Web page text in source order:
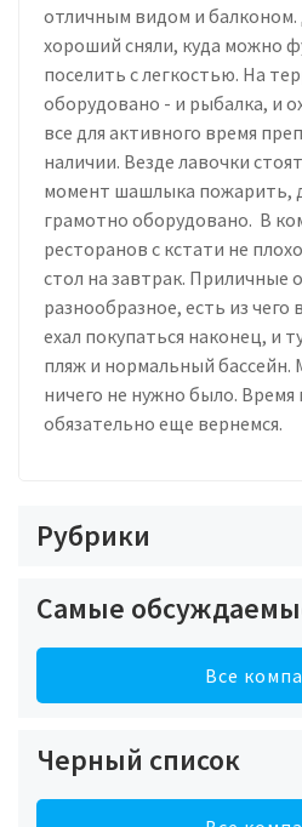
отличным видом и балконом.
хороший сняли, куда можно
поселить с легкостью. На
оборудовано - и рыбалка, и
все для активного время
наличии. Везде лавочки
момент шашлыка пожарить,
грамотно оборудовано. В
ресторанов с кстати не
стол на завтрак. Приличные
разнообразное, есть из
ехал покупаться наконец, и
пляж и нормальный бассейн.
ничего не нужно было. Время
обязательно еще вернемся.
Рубрики
Самые
Все
Черный список